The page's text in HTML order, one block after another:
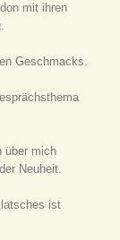
mit ihren
Geschmacks.
über mich
Neuheit.
ist